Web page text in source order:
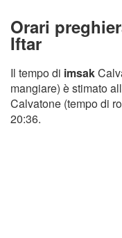
Orari
Iftar
Il tempo di imsak
mangiare) è stimato
Calvatone (tempo di
20:36.